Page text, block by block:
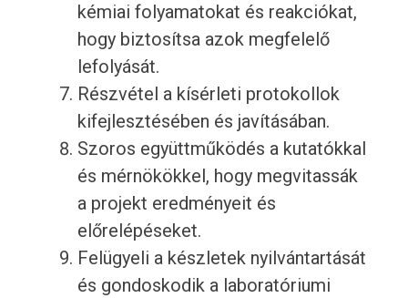
kémiai folyamatokat és reakciókat,
hogy biztosítsa azok megfelelő
lefolyását.
Részvétel a kísérleti protokollok
kifejlesztésében és javításában.
Szoros együttműködés a kutatókkal
és mérnökökkel, hogy megvitassák
a projekt eredményeit és
előrelépéseket.
Felügyeli a készletek nyilvántartását
és gondoskodik a laboratóriumi